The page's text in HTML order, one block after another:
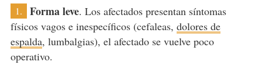
1. Forma leve. Los afectados presentan síntomas
físicos vagos e inespecíficos (cefaleas, dolores de
espalda, lumbalgias), el afectado se vuelve poco
operativo.